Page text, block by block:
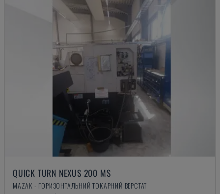
QUICK TURN NEXUS 200 MS
MAZAK - ГОРИЗОНТАЛЬНИЙ ТОКАРНИЙ ВЕРСТАТ